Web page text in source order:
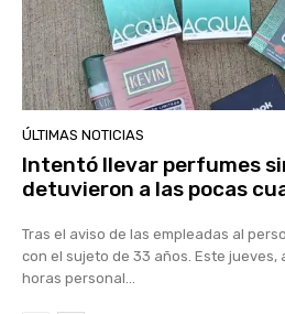
ÚLTIMAS NOTICIAS
Intentó llevar perfumes
detuvieron a las pocas
Tras el aviso de las empleadas al
con el sujeto de 33 años. Este jueves, alrededor de las 16:35
horas personal...